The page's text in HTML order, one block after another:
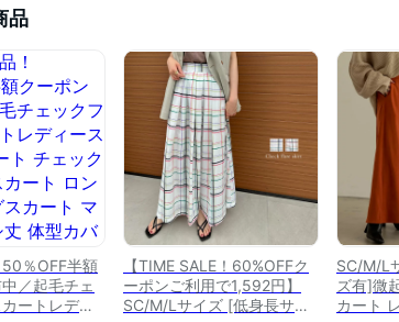
品
％OFF半額
／起毛チェ
ートレディ
【TIME SALE！60%OFFク
ーポンご利用で1,592円】
SC/M/Lサイズ [低身長サイ
SC/M/L
ズ有]微
カート